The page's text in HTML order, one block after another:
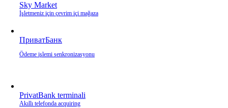
Sky Market
İşletmeniz için çevrim içi mağaza
ПриватБанк
Ödeme işlemi senkronizasyonu
PrivatBank terminali
Akıllı telefonda acquiring